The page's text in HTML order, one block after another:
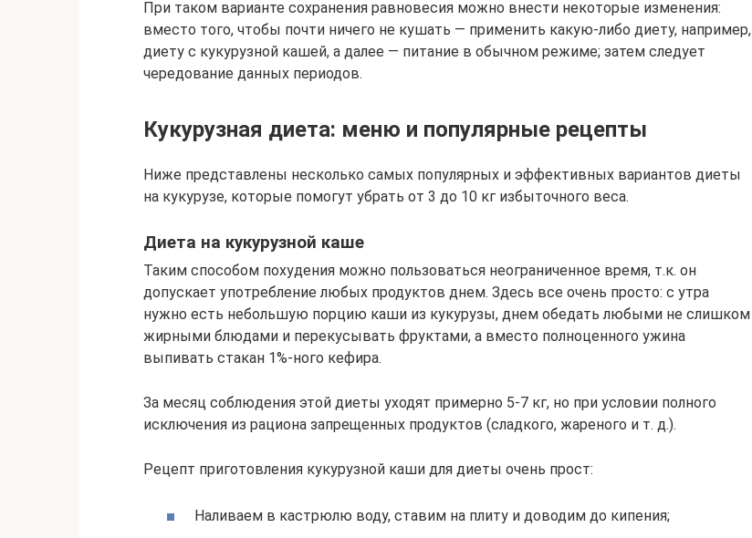
При таком варианте сохранения равновесия можно внести некоторые изменения:
вместо того, чтобы почти ничего не кушать — применить какую-либо диету, например,
диету с кукурузной кашей, а далее — питание в обычном режиме; затем следует
чередование данных периодов.
Кукурузная диета: меню и популярные рецепты
Ниже представлены несколько самых популярных и эффективных вариантов диеты
на кукурузе, которые помогут убрать от 3 до 10 кг избыточного веса.
Диета на кукурузной каше
Таким способом похудения можно пользоваться неограниченное время, т.к. он
допускает употребление любых продуктов днем. Здесь все очень просто: с утра
нужно есть небольшую порцию каши из кукурузы, днем обедать любыми не слишком
жирными блюдами и перекусывать фруктами, а вместо полноценного ужина
выпивать стакан 1%-ного кефира.
За месяц соблюдения этой диеты уходят примерно 5-7 кг, но при условии полного
исключения из рациона запрещенных продуктов (сладкого, жареного и т. д.).
Рецепт приготовления кукурузной каши для диеты очень прост:
Наливаем в кастрюлю воду, ставим на плиту и доводим до кипения;